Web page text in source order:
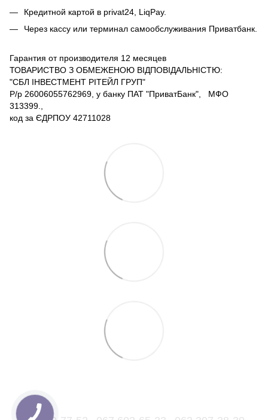
Кредитной картой в privat24, LiqPay.
Через кассу или терминал самообслуживания Приватбанк.
Гарантия от производителя 12 месяцев
ТОВАРИСТВО З ОБМЕЖЕНОЮ ВІДПОВІДАЛЬНІСТЮ:
"СБЛ ІНВЕСТМЕНТ РІТЕЙЛ ГРУП"
Р/р 26006055762969, у банку ПАТ "ПриватБанк", МФО
313399.,
код за ЄДРПОУ 42711028